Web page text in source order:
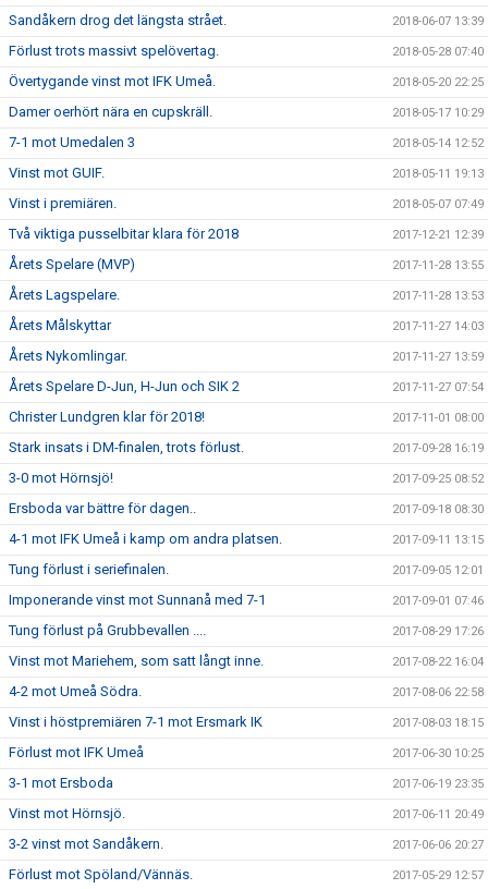
Sandåkern drog det längsta strået. 2018-06-07 13:39
Förlust trots massivt spelövertag. 2018-05-28 07:40
Övertygande vinst mot IFK Umeå. 2018-05-20 22:25
Damer oerhört nära en cupskräll. 2018-05-17 10:29
7-1 mot Umedalen 3 2018-05-14 12:52
Vinst mot GUIF. 2018-05-11 19:13
Vinst i premiären. 2018-05-07 07:49
Två viktiga pusselbitar klara för 2018 2017-12-21 12:39
Årets Spelare (MVP) 2017-11-28 13:55
Årets Lagspelare. 2017-11-28 13:53
Årets Målskyttar 2017-11-27 14:03
Årets Nykomlingar. 2017-11-27 13:59
Årets Spelare D-Jun, H-Jun och SIK 2 2017-11-27 07:54
Christer Lundgren klar för 2018! 2017-11-01 08:00
Stark insats i DM-finalen, trots förlust. 2017-09-28 16:19
3-0 mot Hörnsjö! 2017-09-25 08:52
Ersboda var bättre för dagen.. 2017-09-18 08:30
4-1 mot IFK Umeå i kamp om andra platsen. 2017-09-11 13:15
Tung förlust i seriefinalen. 2017-09-05 12:01
Imponerande vinst mot Sunnanå med 7-1 2017-09-01 07:46
Tung förlust på Grubbevallen .... 2017-08-29 17:26
Vinst mot Mariehem, som satt långt inne. 2017-08-22 16:04
4-2 mot Umeå Södra. 2017-08-06 22:58
Vinst i höstpremiären 7-1 mot Ersmark IK 2017-08-03 18:15
Förlust mot IFK Umeå 2017-06-30 10:25
3-1 mot Ersboda 2017-06-19 23:35
Vinst mot Hörnsjö. 2017-06-11 20:49
3-2 vinst mot Sandåkern. 2017-06-06 20:27
Förlust mot Spöland/Vännäs. 2017-05-29 12:57